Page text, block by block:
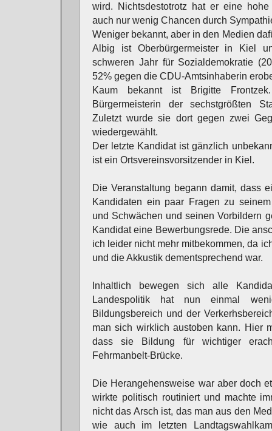
wird. Nichtsdestotrotz hat er eine
auch nur wenig Chancen durch
Weniger bekannt, aber in den Medien
Albig ist Oberbürgermeister in Kiel
schweren Jahr für Sozialdemokratie
52% gegen die CDU-Amtsinhaberin
Kaum bekannt ist Brigitte
Bürgermeisterin der sechstgrößten
Zuletzt wurde sie dort gegen zwei
wiedergewählt.
Der letzte Kandidat ist gänzlich
ist ein Ortsvereinsvorsitzender in Kiel.
Die Veranstaltung begann damit, dass
Kandidaten ein paar Fragen zu
und Schwächen und seinen Vorbildern
Kandidat eine Bewerbungsrede. Die
ich leider nicht mehr mitbekommen, da
und die Akkustik dementsprechend war.
Inhaltlich bewegen sich alle
Landespolitik hat nun einmal
Bildungsbereich und der
man sich wirklich austoben kann. Hier
dass sie Bildung für wichtiger
Fehrmanbelt-Brücke.
Die Herangehensweise war aber doch
wirkte politisch routiniert und machte
nicht das Arsch ist, das man aus den
wie auch im letzten